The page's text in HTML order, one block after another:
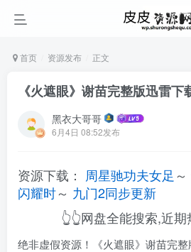
首页 资源发布 正文
《火遮眼》谢苗完整版迅雷
黑衣大哥哥
6月4日 08:52发布
资源下载： 周星驰功夫女足 ～
闪耀时～ 九门2同步更新
👆👆网盘全能搜索,近期
绝非虚假资源！《火遮眼》谢苗完